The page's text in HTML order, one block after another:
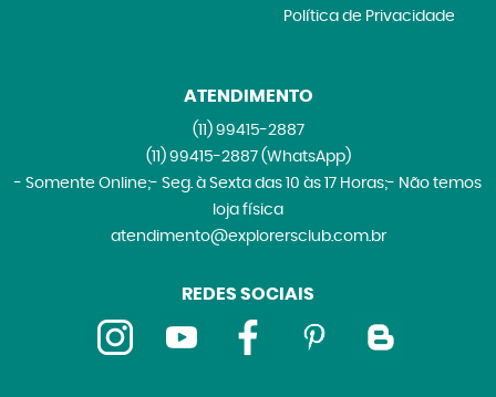
Política de Privacidade
ATENDIMENTO
(11)99415-2887
(11)99415-2887 (WhatsApp)
- Somente Online;- Seg. à Sexta das 10 às 17 Horas;- Não temos
loja física
atendimento@explorersclub.com.br
REDES SOCIAIS